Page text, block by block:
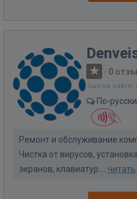
· 0
Был на сайте:
По-русски
Ремонт и обслуживание
Чистка от вирусов,
экранов, клавиатур....